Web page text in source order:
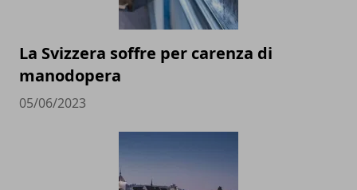
La Svizzera soffre per carenza di
manodopera
05/06/2023